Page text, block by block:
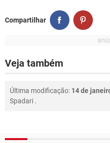
Compartilhar
Veja também
Última modificação: 14 de
Spadari .